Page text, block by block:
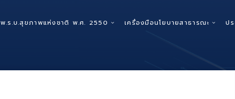
พ.ร.บ.สุขภาพแห่งชาติ พ.ศ. 2550 เครื่องมือนโยบายสาธารณะ ป